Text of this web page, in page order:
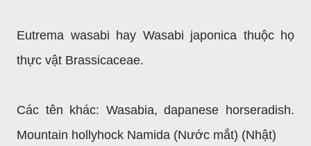
Eutrema wasabi hay Wasabi japonica thuộc họ
thực vật Brassicaceae.
Các tên khác: Wasabia, dapanese horseradish.
Mountain hollyhock Namida (Nước mắt) (Nhật)